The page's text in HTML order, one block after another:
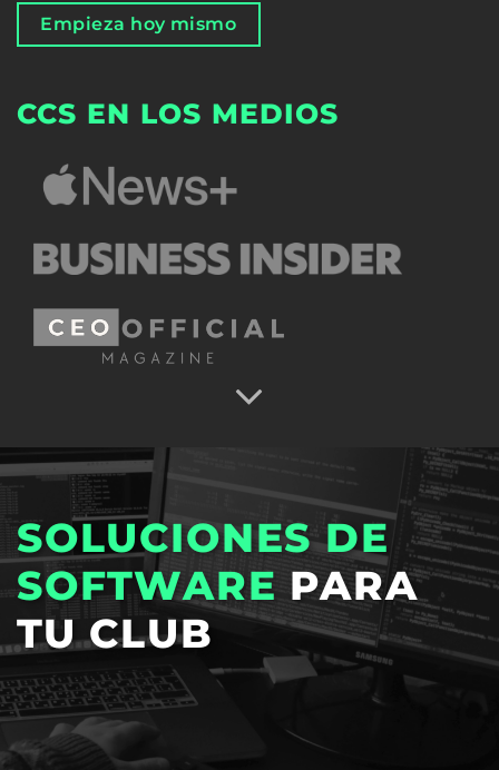
Empieza hoy mismo
CCS EN LOS MEDIOS
SOLUCIONES DE
SOFTWARE PARA
TU CLUB